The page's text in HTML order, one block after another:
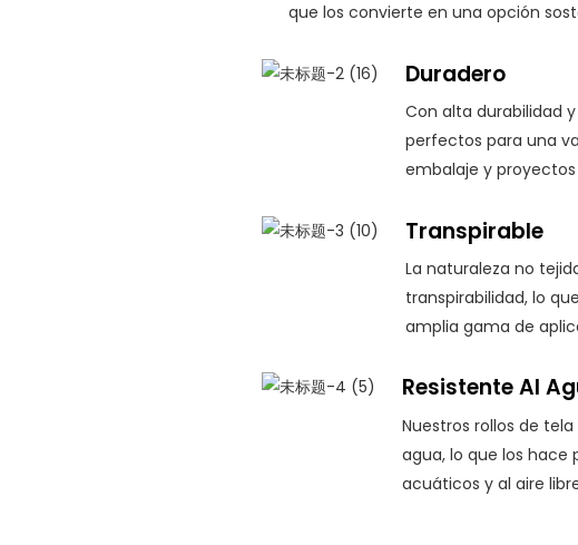
que los convierte en una opción
Duradero
Con alta durabilidad
perfectos para una
embalaje y
Transpirable
La naturaleza no
transpirabilidad, lo
amplia gama de
Resistente Al
Nuestros rollos de
agua, lo que los hace
acuáticos y al aire